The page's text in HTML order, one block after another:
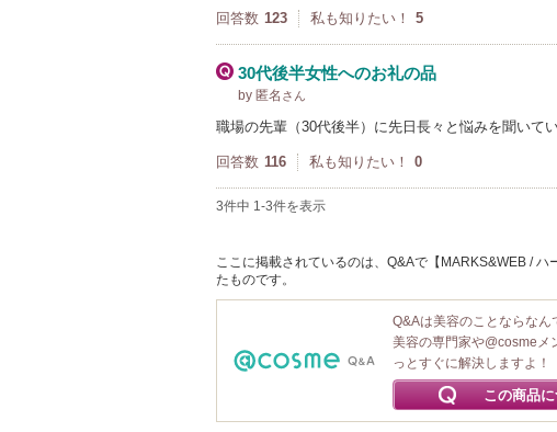
回答数 123 私も知りたい！ 5
30代後半女性へのお礼の品
by 匿名 さん
職場の先輩（30代後半）に先日長々と悩みを聞い
回答数 116 私も知りたい！ 0
3件中 1-3件を表示
ここに掲載されているのは、Q&Aで【MARKS&WEB /
たものです。
Q&Aは美容のことならなん
美容の専門家や@cosmeメ
っとすぐに解決しますよ！
この商品